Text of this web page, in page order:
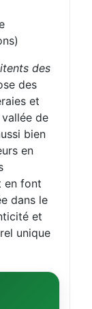
des
des
et
de
bien
en
en font
dans le
et
unique